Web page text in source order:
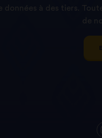
données à des tiers.
de